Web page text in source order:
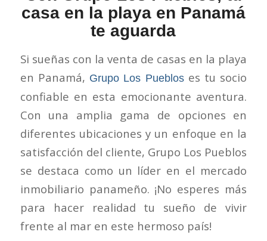
casa en la playa en Panamá
te aguarda
Si sueñas con la venta de casas en la playa
en Panamá, Grupo Los Puebloses tu socio
confiable en esta emocionante aventura.
Con una amplia gama de opciones en
diferentes ubicaciones y un enfoque en la
satisfacción del cliente, Grupo Los Pueblos
se destaca como un líder en el mercado
inmobiliario panameño. ¡No esperes más
para hacer realidad tu sueño de vivir
frente al mar en este hermoso país!